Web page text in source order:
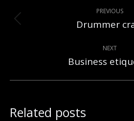
navigation
PREVIOUS
Drummer
NEXT
Next
Business
Related posts